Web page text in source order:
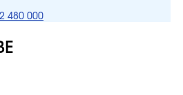
480 000